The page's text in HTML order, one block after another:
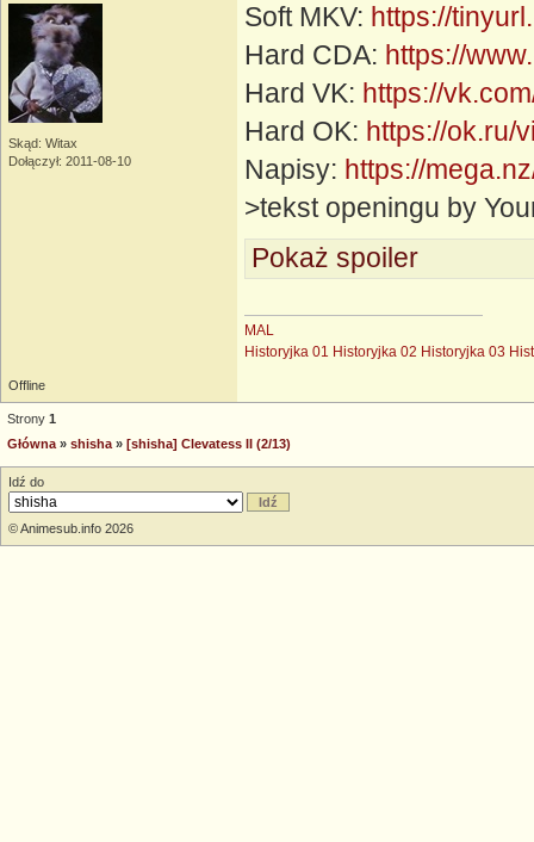
Skąd: Witax
Dołączył: 2011-08-10
Soft MKV: https://
Hard CDA: https://
Hard VK: https://
Hard OK: https://ok.ru/
Napisy: https://
>tekst openingu by
Pokaż spoiler
MAL
Historyjka 01 Historyjka 02 Historyjka 03
Offline
Strony 1
Główna » shisha » [shisha] Clevatess II (2/13)
Idź do
© Animesub.info 2026